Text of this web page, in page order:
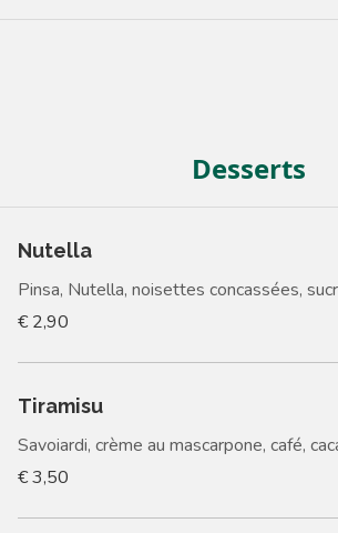
Desserts
Nutella
Pinsa, Nutella, noisettes concassées,
€ 2,90
Tiramisu
Savoiardi, crème au mascarpone, café,
€ 3,50